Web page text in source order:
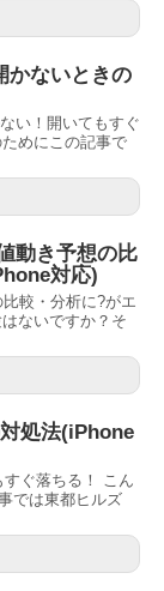
かないときの
い！開いてもすぐ
めにこの記事で
動き予想の比
対応)
較・分析に?がエ
ないですか？そ
処法(iPhone
ぐ落ちる！ こん
では東都ヒルズ